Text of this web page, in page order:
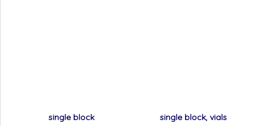
single block
single block, vials